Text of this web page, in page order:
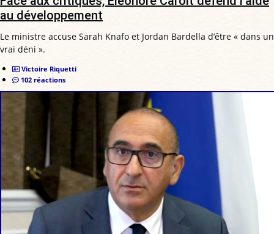
au développement
Le ministre accuse Sarah Knafo et Jordan Bardella d’être « dans un
vrai déni ».
Victoire Riquetti
102 réactions